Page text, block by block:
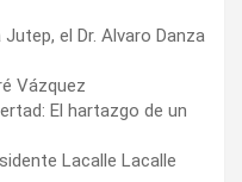
el Dr. Alvaro Danza
Vázquez
El hartazgo de un
Lacalle Lacalle